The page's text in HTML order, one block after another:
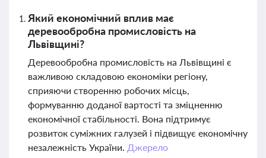
Який економічний вплив має
деревообробна промисловість на
Львівщині?
Деревообробна промисловість на Львівщині є
важливою складовою економіки регіону,
сприяючи створенню робочих місць,
формуванню доданої вартості та зміцненню
економічної стабільності. Вона підтримує
розвиток суміжних галузей і підвищує економічну
незалежність України. Джерело